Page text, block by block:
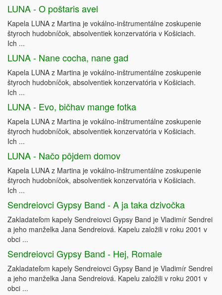
LUNA - O poštaris avel
Kapela LUNA z Martina je vokálno-inštrumentálne zoskupenie
štyroch hudobníčok, absolventiek konzervatória v Košiciach.
Ich ...
LUNA - Nane cocha, nane gad
Kapela LUNA z Martina je vokálno-inštrumentálne zoskupenie
štyroch hudobníčok, absolventiek konzervatória v Košiciach.
Ich ...
LUNA - Evo, bičhav mange fotka
Kapela LUNA z Martina je vokálno-inštrumentálne zoskupenie
štyroch hudobníčok, absolventiek konzervatória v Košiciach.
Ich ...
LUNA - Načo pôjdem domov
Kapela LUNA z Martina je vokálno-inštrumentálne zoskupenie
štyroch hudobníčok, absolventiek konzervatória v Košiciach.
Ich ...
Sendreiovci Gypsy Band - A ja taka dzivočka
Zakladateľom kapely Sendreiovci Gypsy Band je Vladimír Sendrei
a jeho manželka Jana Sendreiová. Kapelu založili v roku 2001 v
obci ...
Sendreiovci Gypsy Band - Hej, Romale
Zakladateľom kapely Sendreiovci Gypsy Band je Vladimír Sendrei
a jeho manželka Jana Sendreiová. Kapelu založili v roku 2001 v
obci ...